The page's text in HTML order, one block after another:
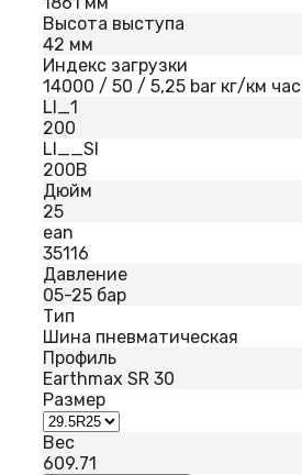
Высота выступа
42 мм
Индекс загрузки
14000 / 50 / 5,25 bar кг/км час
LI_1
200
LI__SI
200B
Дюйм
25
ean
35116
Давление
05-25 бар
Тип
Шина пневматическая
Профиль
Earthmax SR 30
Размер
Вес
609.71